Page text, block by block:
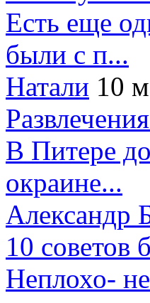
Есть еще
были с п...
Натали 10
В Питере
окраине...
Александр
10 советов
Неплохо-